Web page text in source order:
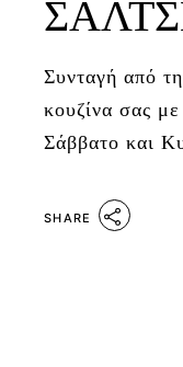
Συνταγή από
κουζίνα σας
Σάββατο και
SHARE